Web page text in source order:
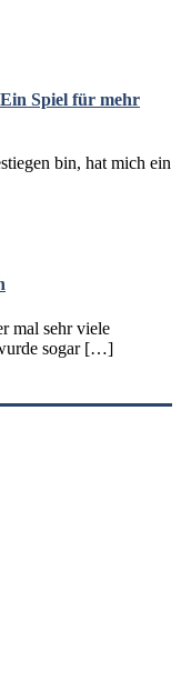
Spiel für mehr
bin, hat mich ein
mal sehr viele
sogar […]